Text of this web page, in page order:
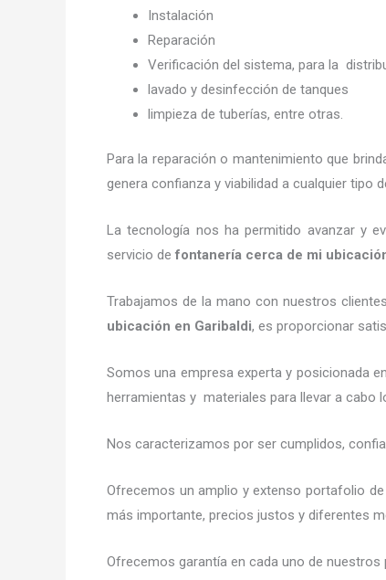
Instalación
Reparación
Verificación del sistema, para la
lavado y desinfección de tanques
limpieza de tuberías, entre otras.
Para la reparación o mantenimiento que
genera confianza y viabilidad a cualquier tipo
La tecnología nos ha permitido avanzar y
servicio defontanería cerca de mi
Trabajamos de la mano con nuestros
ubicación en Garibaldi, es proporcionar
Somos una empresa experta y posicionada
herramientas y materiales para llevar a cabo
Nos caracterizamos por ser cumplidos,
Ofrecemos un amplio y extenso portafolio de
más importante, precios justos y diferentes
Ofrecemos garantía en cada uno de